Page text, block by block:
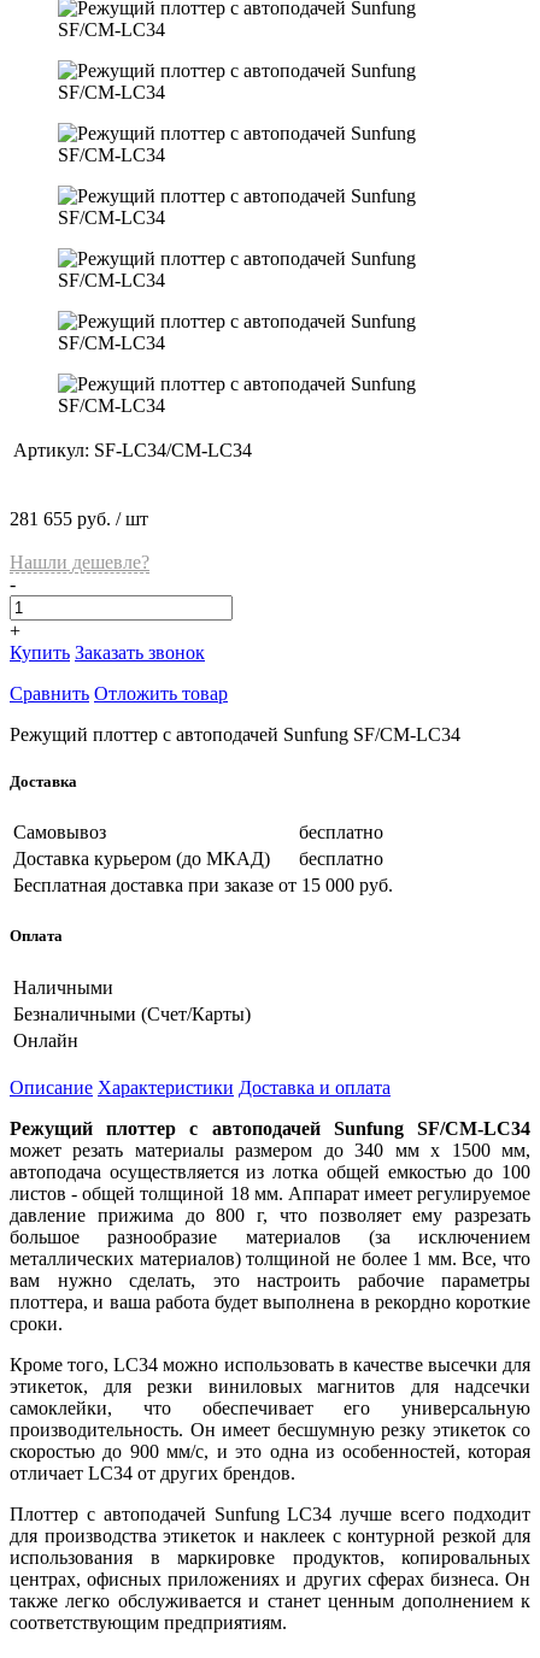
Артикул: SF-LC34/CM-LC34
281 655 руб. / шт
Нашли дешевле?
-
+
Купить Заказать звонок
Сравнить Отложить товар
Режущий плоттер с автоподачей Sunfung SF/CM-LC34
Доставка
Самовывоз
бесплатно
Доставка курьером (до МКАД)
бесплатно
Бесплатная доставка при заказе от 15 000 руб.
Оплата
Наличными
Безналичными (Счет/Карты)
Онлайн
Описание Характеристики Доставка и оплата
Режущий плоттер с автоподачей Sunfung SF/CM-LC34
может резать материалы размером до 340 мм x 1500 мм,
автоподача осуществляется из лотка общей емкостью до 100
листов - общей толщиной 18 мм. Аппарат имеет регулируемое
давление прижима до 800 г, что позволяет ему разрезать
большое разнообразие материалов (за исключением
металлических материалов) толщиной не более 1 мм. Все, что
вам нужно сделать, это настроить рабочие параметры
плоттера, и ваша работа будет выполнена в рекордно короткие
сроки.
Кроме того, LC34 можно использовать в качестве высечки для
этикеток, для резки виниловых магнитов для надсечки
самоклейки, что обеспечивает его универсальную
производительность. Он имеет бесшумную резку этикеток со
скоростью до 900 мм/с, и это одна из особенностей, которая
отличает LC34 от других брендов.
Плоттер с автоподачей Sunfung LC34 лучше всего подходит
для производства этикеток и наклеек с контурной резкой для
использования в маркировке продуктов, копировальных
центрах, офисных приложениях и других сферах бизнеса. Он
также легко обслуживается и станет ценным дополнением к
соответствующим предприятиям.